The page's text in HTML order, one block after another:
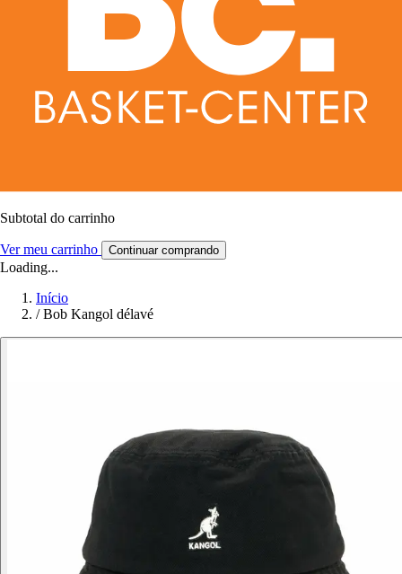
Subtotal do carrinho
Ver meu carrinho Continuar comprando
Loading...
Início
/ Bob Kangol délavé